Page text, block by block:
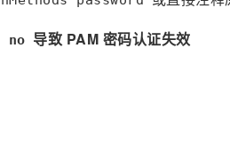
no 导致 PAM 密码认证失效